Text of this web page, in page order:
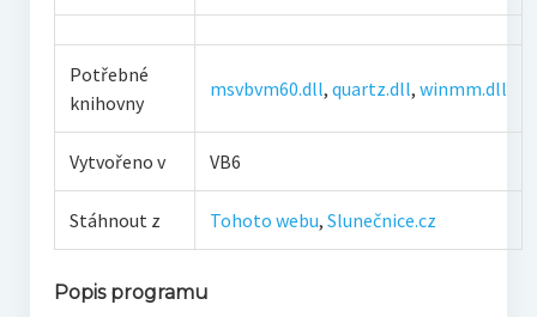
Potřebné
knihovny
msvbvm60.dll, quartz.dll, winmm.dll
Vytvořeno v VB6
Stáhnout z Tohoto webu, Slunečnice.cz
Popis programu